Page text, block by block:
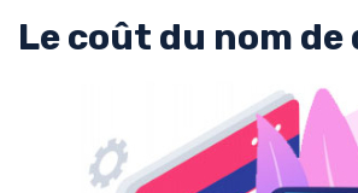
Le coût du nom de